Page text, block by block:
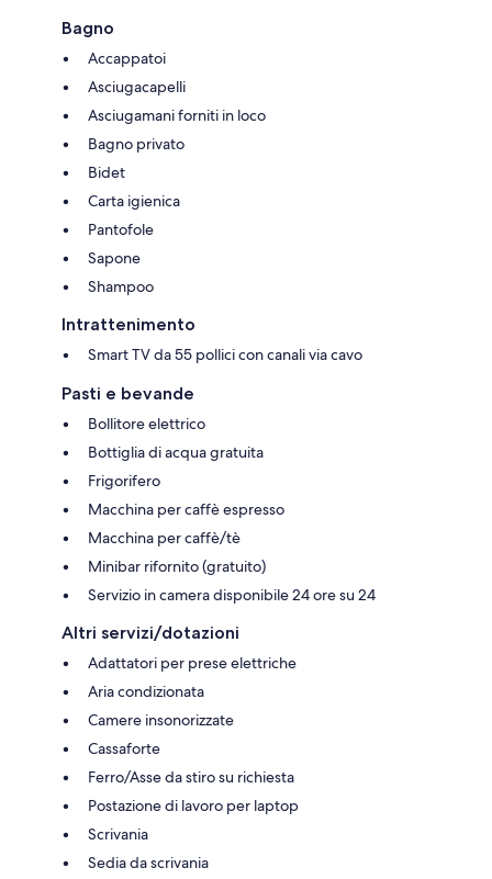
Bagno
Accappatoi
Asciugacapelli
Asciugamani forniti in loco
Bagno privato
Bidet
Carta igienica
Pantofole
Sapone
Shampoo
Intrattenimento
Smart TV da 55 pollici con canali via cavo
Pasti e bevande
Bollitore elettrico
Bottiglia di acqua gratuita
Frigorifero
Macchina per caffè espresso
Macchina per caffè/tè
Minibar rifornito (gratuito)
Servizio in camera disponibile 24 ore su 24
Altri servizi/dotazioni
Adattatori per prese elettriche
Aria condizionata
Camere insonorizzate
Cassaforte
Ferro/Asse da stiro su richiesta
Postazione di lavoro per laptop
Scrivania
Sedia da scrivania